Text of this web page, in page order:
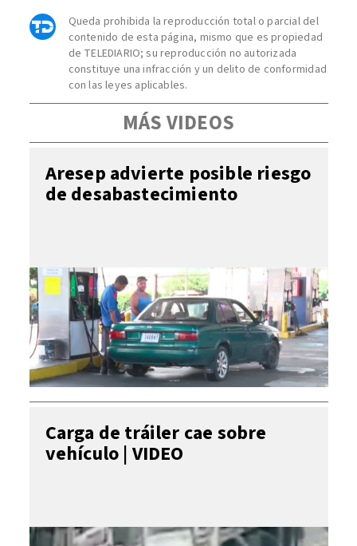
Queda prohibida la reproducción total o parcial del
contenido de esta página, mismo que es propiedad
de TELEDIARIO; su reproducción no autorizada
constituye una infracción y un delito de conformidad
con las leyes aplicables.
MÁS VIDEOS
Aresep advierte posible riesgo
de desabastecimiento
Carga de tráiler cae sobre
vehículo | VIDEO